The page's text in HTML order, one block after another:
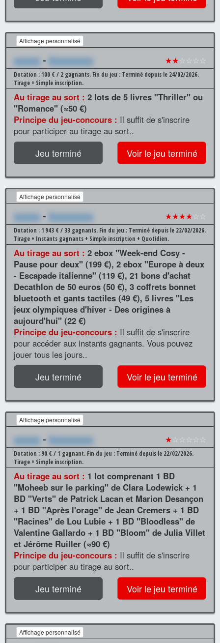
Affichage personnalisé
xxxxxx - Xxxxxxxxxx ★★☆☆☆☆
Dotation : 100 € / 2 gagnants. Fin du jeu : Terminé depuis le 24/02/2026.
Tirage + Simple inscription.
Au tirage au sort : 2 lots de 5 livres "Thriller" ou
"Romance" (≈50 €)
Principe du jeu-concours : Il suffit de s'inscrire
pour participer au tirage au sort..
Jeu terminé Voir le jeu terminé
Affichage personnalisé
xxxxxx - Xxxxxxxxxx ★★★★☆☆
Dotation : 1 943 € / 33 gagnants. Fin du jeu : Terminé depuis le 22/02/2026.
Tirage + Instants gagnants + Simple inscription + Quotidien.
Au tirage au sort : 2 ebox "Week-end Cosy -
Pause pour deux" (199 €), 2 ebox "Europe à deux
- Escapade italienne" (119 €), 21 bons d'achat
Decathlon de 50 euros (50 €), 3 coffrets bonnet
bluetooth et gants tactiles (49 €), 5 livres "Les
jeux olympiques d'hiver - Des origines à
aujourd'hui" (22 €)
Principe du jeu-concours : Il suffit de s'inscrire
pour accéder aux instants gagnants. Vous pouvez
jouer tous les jours..
Jeu terminé Voir le jeu terminé
Affichage personnalisé
xxxxxx - Xxxxxxxxxx ★☆☆☆☆☆
Dotation : 90 € / 1 gagnant. Fin du jeu : Terminé depuis le 22/02/2026.
Tirage + Simple inscription.
Au tirage au sort : 1 lot comprenant 1 BD
"Moheeb sur le parking" de Clara Lodewick + 1
BD "Verts" de Patrick Lacan et Marion Desançon
+ 1 BD "Après l'orage" de Jean Cremers + 1 BD
"Racines" de Lou Lubie + 1 BD "Bloodless" de
Valentine Gallardo + 1 BD "Bloom" de Julia Villet
et Jérôme Ruiller (≈90 €)
Principe du jeu-concours : Il suffit de s'inscrire
pour participer au tirage au sort..
Jeu terminé Voir le jeu terminé
Affichage personnalisé